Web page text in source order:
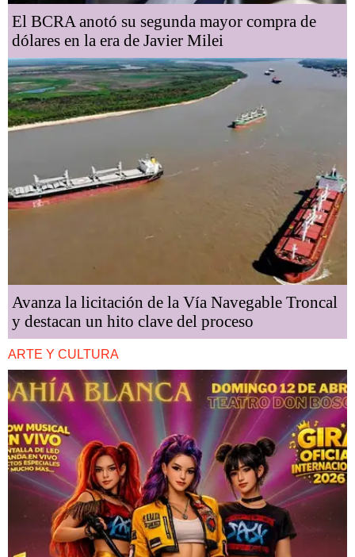
El BCRA anotó su segunda mayor compra de
dólares en la era de Javier Milei
Avanza la licitación de la Vía Navegable Troncal
y destacan un hito clave del proceso
ARTE Y CULTURA